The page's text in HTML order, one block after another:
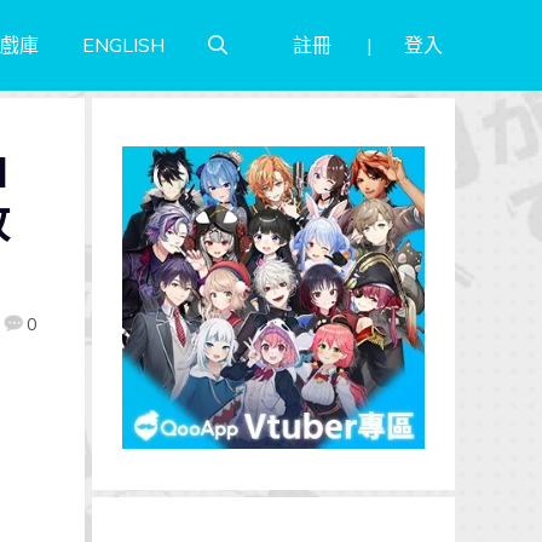
庫 ENGLISH 註冊 登入
0